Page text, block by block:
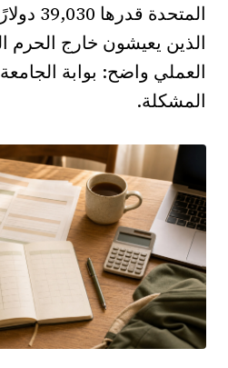
الذين يعيشون خارج الحرم
العملي واضح: بوابة
المشكلة.